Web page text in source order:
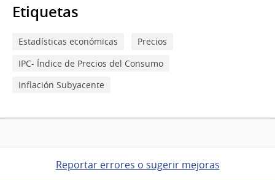
Etiquetas
Estadísticas económicas
Precios
IPC- Índice de Precios del Consumo
Inflación Subyacente
Reportar errores o sugerir mejoras